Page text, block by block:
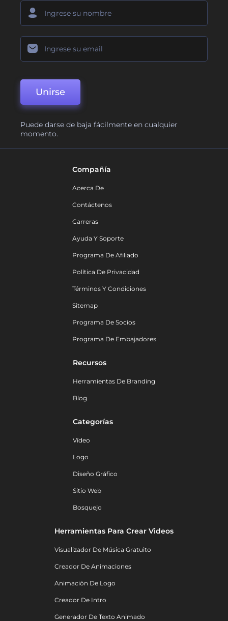
Unirse
Puede darse de baja fácilmente en cualquier
momento.
Compañía
Acerca De
Contáctenos
Carreras
Ayuda Y Soporte
Programa De Afiliado
Política De Privacidad
Términos Y Condiciones
Sitemap
Programa De Socios
Programa De Embajadores
Recursos
Herramientas De Branding
Blog
Categorías
Vídeo
Logo
Diseño Gráfico
Sitio Web
Bosquejo
Herramientas Para Crear Videos
Visualizador De Música Gratuito
Creador De Animaciones
Animación De Logo
Creador De Intro
Generador De Texto Animado